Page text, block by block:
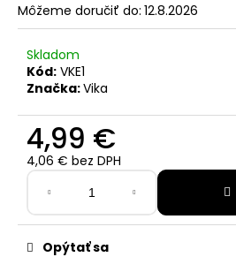
Môžeme doručiť do: 12.8.2026
Skladom
Kód: VKE1
Značka:Vika
4,99 €
4,06 € bez DPH
cena:
Opýtať sa
CUBA
WHITE
4,40
€
Pôvodne:
€